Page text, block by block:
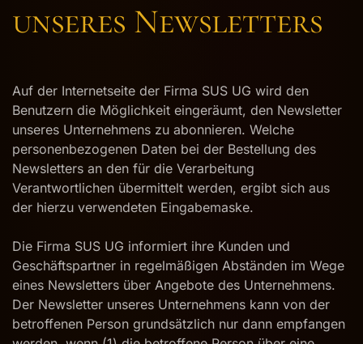
unseres Newsletters
Auf der Internetseite der Firma SUS UG wird den
Benutzern die Möglichkeit eingeräumt, den Newsletter
unseres Unternehmens zu abonnieren. Welche
personenbezogenen Daten bei der Bestellung des
Newsletters an den für die Verarbeitung
Verantwortlichen übermittelt werden, ergibt sich aus
der hierzu verwendeten Eingabemaske.
Die Firma SUS UG informiert ihre Kunden und
Geschäftspartner in regelmäßigen Abständen im Wege
eines Newsletters über Angebote des Unternehmens.
Der Newsletter unseres Unternehmens kann von der
betroffenen Person grundsätzlich nur dann empfangen